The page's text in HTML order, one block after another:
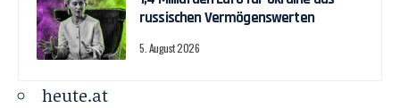
russischen Vermögenswerten
5. August 2026
heute.at